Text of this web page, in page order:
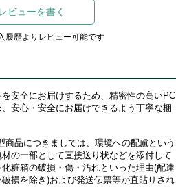
ビューを書く
履歴よりレビュー可能です
安全にお届けするため、精密性の高いPC
安心・安全にお届けできるよう丁寧な梱
品につきましては、環境への配慮という
の一部として直接送り状などを添付して
粧箱の破損・傷・汚れといった理由(配達
損を除き)および発送伝票等が直貼りされ